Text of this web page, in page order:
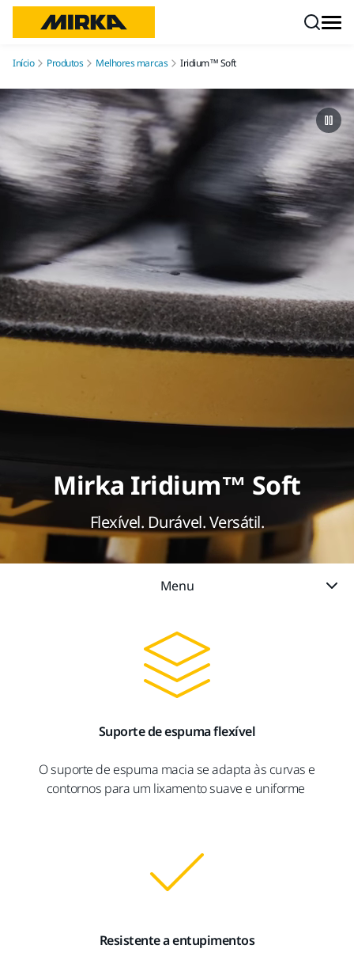
Início Produtos Melhores marcas Iridium™ Soft
Mirka Iridium™ Soft
Flexível. Durável. Versátil.
Menu
Suporte de espuma flexível
O suporte de espuma macia se adapta às curvas e
contornos para um lixamento suave e uniforme
Resistente a entupimentos